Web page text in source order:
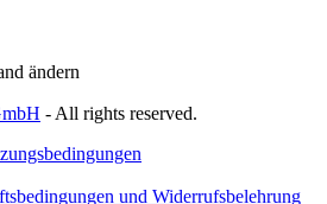
ändern
- All rights reserved.
und Widerrufsbelehrung